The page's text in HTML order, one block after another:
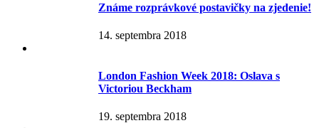
Známe rozprávkové postavičky na zjedenie!
14. septembra 2018
London Fashion Week 2018: Oslava s
Victoriou Beckham
19. septembra 2018